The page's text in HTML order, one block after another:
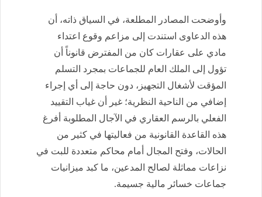
وأوضحت المصادر المطلعة، في السياق ذاته، أن
هذه الدعاوى استندت إلى مزاعم وقوع اعتداء
مادي على عقارات كان من المفترض قانوناً أن
تؤول إلى الملك العام للجماعات بمجرد التسلم
المؤقت لأشغال التجهيز، دون حاجة إلى أي إجراء
إضافي من الناحية النظرية؛ غير أن غياب التقييد
الفعلي بالرسم العقاري في الآجال المطلوبة أفرغ
هذه القاعدة القانونية من فعاليتها في كثير من
الحالات، وفتح المجال أمام محاكم متعددة للبت في
نزاعات مماثلة لصالح المدعين، ما كبد ميزانيات
جماعات خسائر مالية جسيمة.